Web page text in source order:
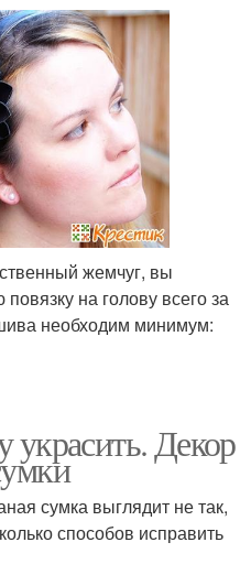
жемчуг, вы
на голову всего за
необходим минимум:
украсить. Декор
сумка выглядит не так,
способов исправить